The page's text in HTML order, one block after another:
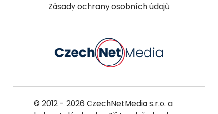
Zásady ochrany osobních údajů
© 2012 - 2026 CzechNetMedia s.r.o. a